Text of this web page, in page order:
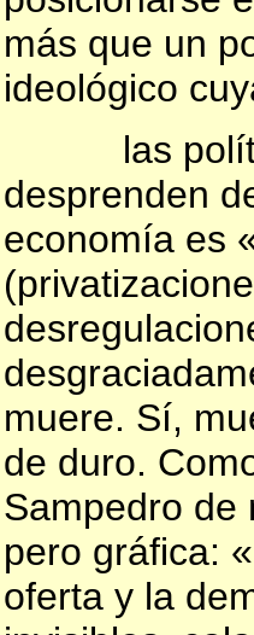
más que un
ideológico
las
desprenden
economía es
muere. Sí,
de duro.
Sampedro de
pero gráfica:
oferta y la